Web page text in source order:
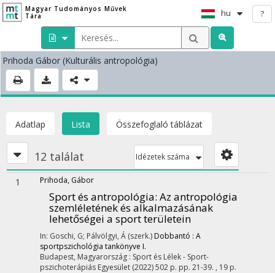
Magyar Tudományos Művek
Tára
hu ?
Prihoda Gábor (Kulturális antropológia)
Adatlap Lista Összefoglaló táblázat
12 találat Idézetek száma
1 Prihoda, Gábor
Sport és antropológia: Az antropológia
szemléletének és alkalmazásának
lehetőségei a sport területein
In: Goschi, G; Pálvölgyi, Á (szerk.) Dobbantó : A
sportpszichológia tankönyve I.
Budapest, Magyarország : Sport és Lélek - Sport-
pszichoterápiás Egyesület (2022)502 p. pp. 21-39. , 19 p.